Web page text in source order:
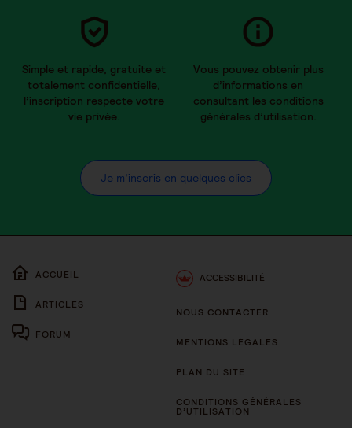
Simple et rapide, gratuite et
totalement confidentielle,
l’inscription respecte votre
vie privée.
Vous pouvez obtenir plus
d’informations en
consultant les conditions
générales d’utilisation.
Je m’inscris en quelques clics
ACCUEIL
ARTICLES
FORUM
ACCESSIBILITÉ
NOUS CONTACTER
MENTIONS LÉGALES
PLAN DU SITE
CONDITIONS GÉNÉRALES
D’UTILISATION